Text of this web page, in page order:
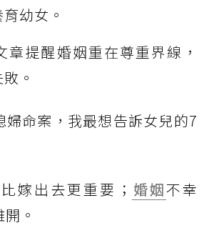
幼女。
章提醒婚姻重在尊重界線，
。
婦命案，我最想告訴女兒的7
嫁出去更重要； 婚姻不幸
。